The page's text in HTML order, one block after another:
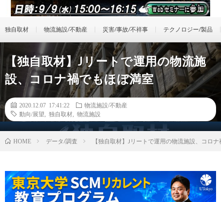
独自取材 物流施設/不動産 災害/事故/不祥事 テクノロジー/製品
【独自取材】Jリートで運用の物流施
設、コロナ禍でもほぼ満室
2020.12.07 17:41:22
物流施設/不動産
動向/展望
独自取材 物流施設
HOME データ/調査 【独自取材】Jリートで運用の物流施設、コロ